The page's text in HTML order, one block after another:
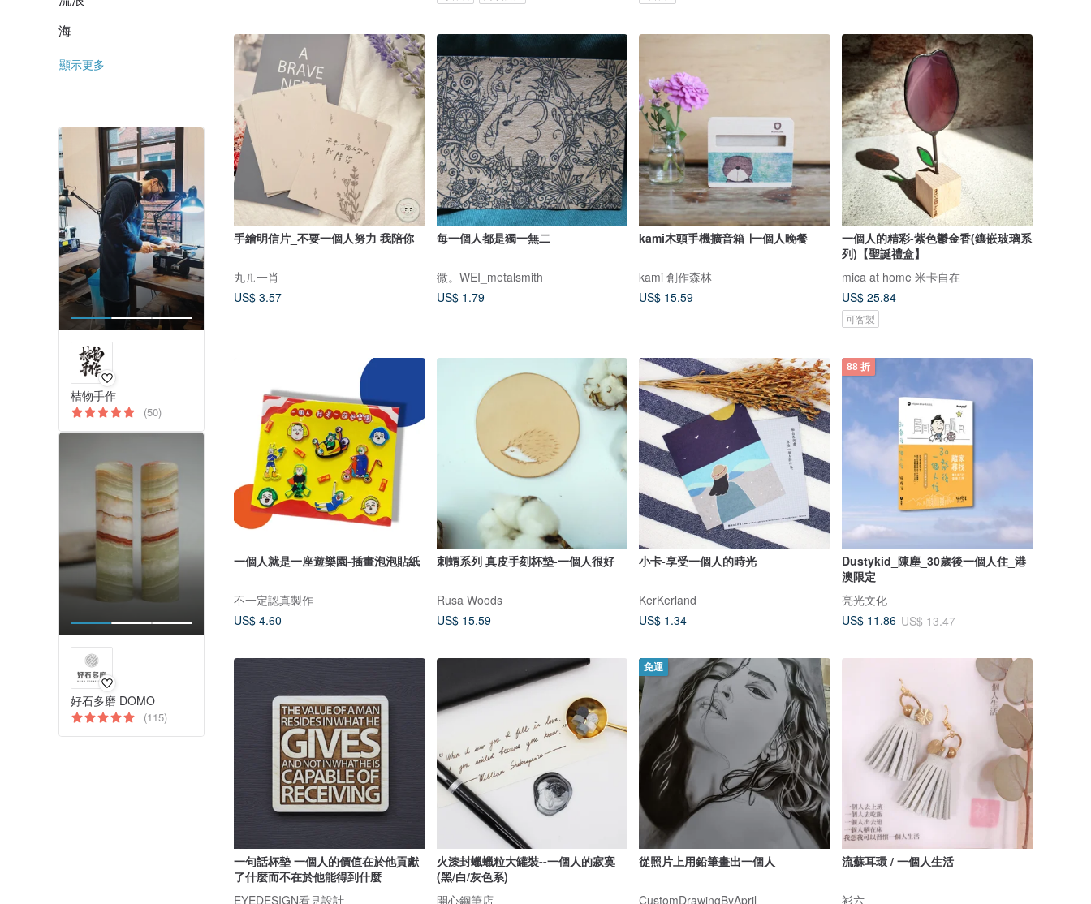
海
顯示更多
桔物手作
(50)
好石多磨 DOMO
(115)
手繪明信片_不要一個人努力 我陪你
丸ㄦ一肖
US$ 3.57
每一個人都是獨一無二
微。WEI_metalsmith
US$ 1.79
kami木頭手機擴音箱 ∣一個人晚餐
kami 創作森林
US$ 15.59
一個人的精彩-紫色鬱金香(鑲嵌玻璃系
列)【聖誕禮盒】
mica at home 米卡自在
US$ 25.84
可客製
一個人就是一座遊樂園-插畫泡泡貼紙
不一定認真製作
US$ 4.60
刺蝟系列 真皮手刻杯墊-一個人很好
Rusa Woods
US$ 15.59
小卡-享受一個人的時光
KerKerland
US$ 1.34
88 折
Dustykid_陳塵_30歲後一個人住_港
澳限定
亮光文化
US$ 11.86 US$ 13.47
一句話杯墊 一個人的價值在於他貢獻
了什麼而不在於他能得到什麼
EYEDESIGN看見設計
火漆封蠟蠟粒大罐裝--一個人的寂寞
(黑/白/灰色系)
開心鋼筆店
免運
從照片上用鉛筆畫出一個人
CustomDrawingByApril
流蘇耳環 / 一個人生活
衫六